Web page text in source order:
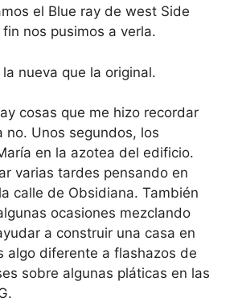
el Blue ray de west Side
nos pusimos a verla.
nueva que la original.
cosas que me hizo recordar
no. Unos segundos, los
en la azotea del edificio.
varias tardes pensando en
calle de Obsidiana. También
ocasiones mezclando
a construir una casa en
algo diferente a flashazos de
sobre algunas pláticas en las